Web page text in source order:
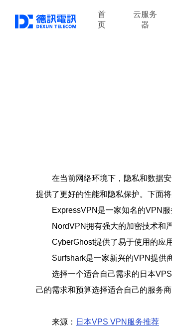
首
页
云服务
器
在当前网络环境下，隐私和数据
提供了更好的性能和隐私保护。下面
ExpressVPN是一家知名的VPN
NordVPN拥有强大的加密技术和
CyberGhost提供了易于使用的应
Surfshark是一家新兴的VPN提供
选择一个适合自己需求的日本
己的需求和预算选择适合自己的服务商
来源： 日本VPS VPN服务推荐